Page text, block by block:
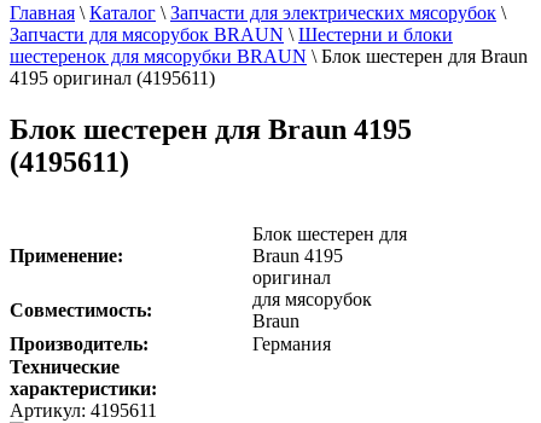
Главная \ Каталог \ Запчасти для электрических мясорубок \
Запчасти для мясорубок BRAUN \ Шестерни и блоки
шестеренок для мясорубки BRAUN \ Блок шестерен для Braun
4195 оригинал (4195611)
Блок шестерен для Braun 4195
(4195611)
Применение:
Блок шестерен для
Braun 4195
оригинал
Совместимость:
для мясорубок
Braun
Производитель:
Германия
Технические
характеристики:
Артикул: 4195611